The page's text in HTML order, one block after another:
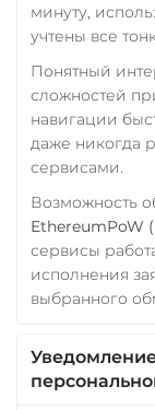
минуту,
учтены все
Понятный
сложностей
навигации
даже никогда
сервисами.
Возможность
EthereumPoW
сервисы
исполнения
выбранного